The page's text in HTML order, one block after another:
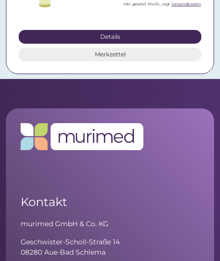
inkl. gesetzl. MwSt., zzgl.Versandkosten
Details
Merkzettel
Kontakt
murimed GmbH & Co. KG
Geschwister-Scholl-Straße 14
08280 Aue-Bad Schlema